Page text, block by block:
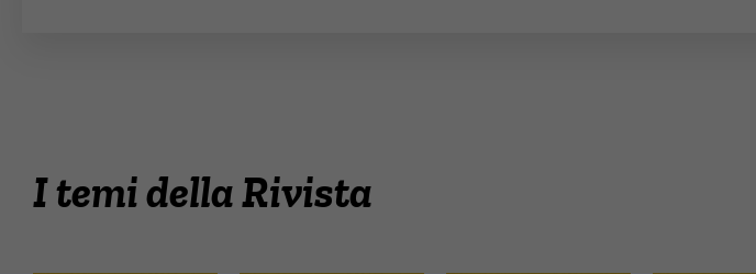
I temi della Rivista